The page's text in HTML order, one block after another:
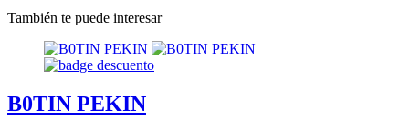
También te puede interesar
B0TIN PEKIN